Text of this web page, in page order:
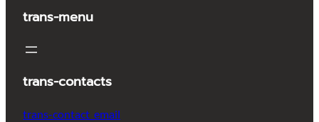
trans-menu
trans-contacts
trans-contact_email